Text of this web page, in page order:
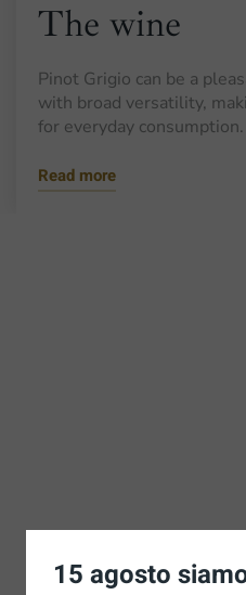
The wine
Pinot Grigio can be a
with broad versatility,
for everyday consumption.
Read more
15 agosto